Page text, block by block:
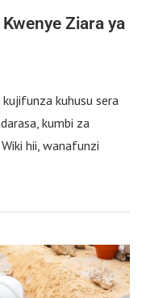
Ziara ya
kuhusu sera
kumbi za
hii, wanafunzi